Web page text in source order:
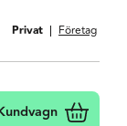
Privat Företag